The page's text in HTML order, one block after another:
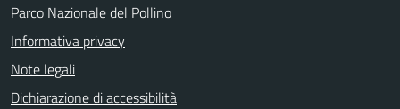
Parco Nazionale del Pollino
Informativa privacy
Note legali
Dichiarazione di accessibilità